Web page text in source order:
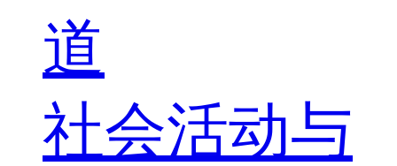
道
社会活动与